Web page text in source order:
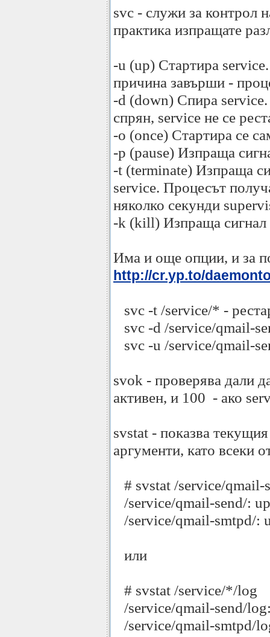
svc - служи за контрол
практика изпращате
-u (up) Стартира
причина завърши -
-d (down) Спира
спрян, service не се
-o (once) Стартира се
-p (pause) Изпраща
-t (terminate) Изпраща
service. Процесът
няколко секунди
-k (kill) Изпраща
Има и още опции, и за
http://cr.yp.to/
svc -t /service/* -
svc -d /service/qmail-
svc -u /service/qmail-
svok - проверява дали
активен, и 100 - ако
svstat - показва
аргументи, като всеки
# svstat /service/qmail-
/service/qmail-send/:
/service/qmail-smtpd/:
или
# svstat /service/*/log
/service/qmail-send/
/service/qmail-smtpd/